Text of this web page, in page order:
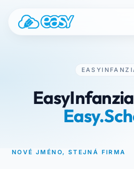
NOVÉ JMÉNO, STEJNÁ FIRMA